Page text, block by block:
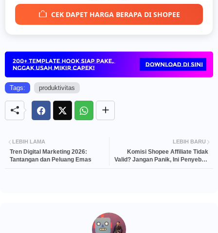
CEK DAPET HARGA BERAPA DI SHOPEE
Tags: produktivitas
LEBIH BARU
Komisi Shopee Affiliate Tidak
Valid? Jangan Panik, Ini Penyebab
LEBIH LAMA
Tren Digital Marketing 2026:
Tantangan dan Peluang Emas